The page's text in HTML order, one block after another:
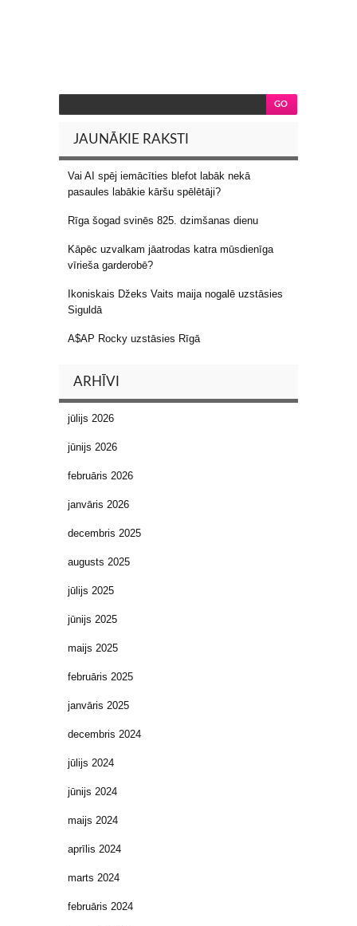
JAUNĀKIE RAKSTI
Vai AI spēj iemācīties blefot labāk nekā
pasaules labākie kāršu spēlētāji?
Rīga šogad svinēs 825. dzimšanas dienu
Kāpēc uzvalkam jāatrodas katra mūsdienīga
vīrieša garderobē?
Ikoniskais Džeks Vaits maija nogalē uzstāsies
Siguldā
A$AP Rocky uzstāsies Rīgā
ARHĪVI
jūlijs 2026
jūnijs 2026
februāris 2026
janvāris 2026
decembris 2025
augusts 2025
jūlijs 2025
jūnijs 2025
maijs 2025
februāris 2025
janvāris 2025
decembris 2024
jūlijs 2024
jūnijs 2024
maijs 2024
aprīlis 2024
marts 2024
februāris 2024